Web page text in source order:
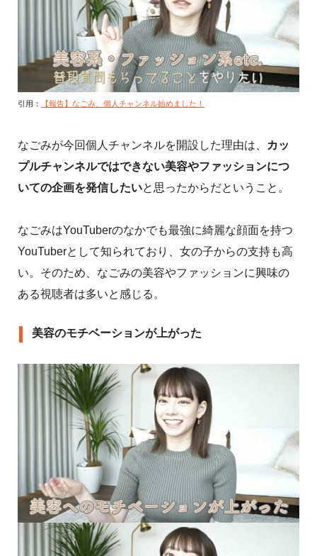
引用： 【報告】なごみ、個人チャンネル始めました！
なごみが今回個人チャンネルを開設した理由は、
カッ
プルチャンネルではできない美容やファッションにつ
いての企画を発信したいと思ったからだということ。
なごみはYouTuberのなかでも最強に綺麗な顔面を持つ
YouTuberとして知られており、女の子からの支持も高
い。そのため、なごみの美容やファッションに興味の
ある視聴者は多いと感じる。
美容のモチベーションが上がった